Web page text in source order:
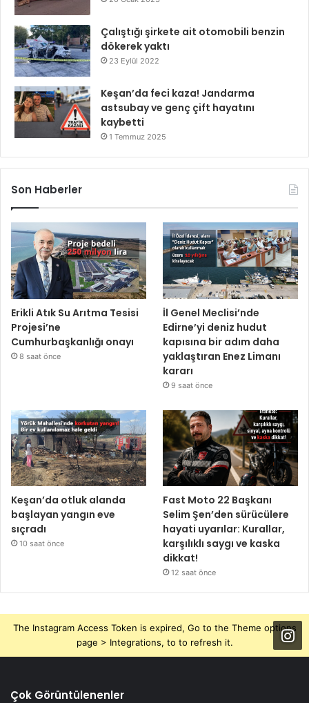
Çalıştığı şirkete ait otomobili benzin
dökerek yaktı
23 Eylül 2022
Keşan’da feci kaza! Jandarma
astsubay ve genç çift hayatını
kaybetti
1 Temmuz 2025
Son Haberler
Erikli Atık Su Arıtma Tesisi
Projesi’ne
Cumhurbaşkanlığı onayı
8 saat önce
İl Genel Meclisi’nde
Edirne’yi deniz hudut
kapısına bir adım daha
yaklaştıran Enez Limanı
kararı
9 saat önce
Keşan’da otluk alanda
başlayan yangın eve
sıçradı
10 saat önce
Fast Moto 22 Başkanı
Selim Şen’den sürücülere
hayati uyarılar: Kurallar,
karşılıklı saygı ve kaska
dikkat!
12 saat önce
The Instagram Access Token is expired, Go to the Theme options
page > Integrations, to to refresh it.
Çok Görüntülenenler